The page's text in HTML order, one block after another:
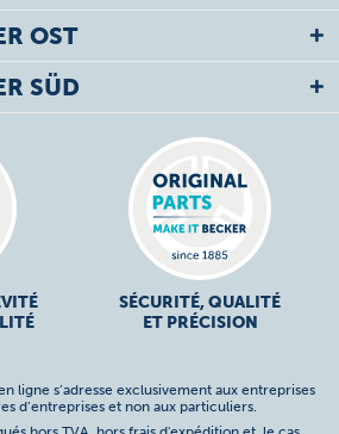
OST
SÜD
SÉCURITÉ, QUALITÉ
ET PRÉCISION
ligne s’adresse exclusivement aux entreprises
d’entreprises et non aux particuliers.